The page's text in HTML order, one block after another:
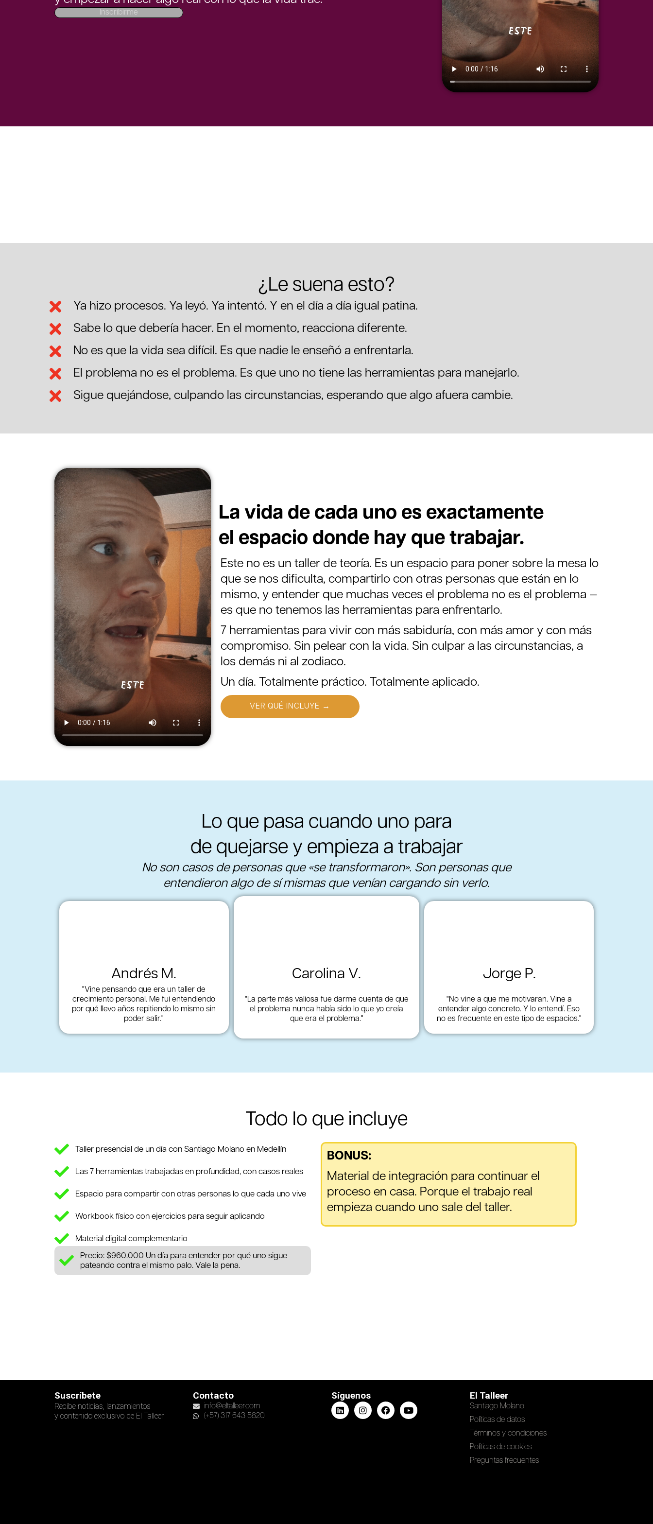
Inscribirme
¿Le suena esto?
Ya hizo procesos. Ya leyó. Ya intentó. Y en el día a día igual patina.
Sabe lo que debería hacer. En el momento, reacciona diferente.
No es que la vida sea difícil. Es que nadie le enseñó a enfrentarla.
El problema no es el problema. Es que uno no tiene las herramientas para manejarlo.
Sigue quejándose, culpando las circunstancias, esperando que algo afuera cambie.
La vida de cada uno es exactamente
el espacio donde hay que trabajar.
Este no es un taller de teoría. Es un espacio para poner sobre la mesa lo
que se nos dificulta, compartirlo con otras personas que están en lo
mismo, y entender que muchas veces el problema no es el problema —
es que no tenemos las herramientas para enfrentarlo.
7 herramientas para vivir con más sabiduría, con más amor y con más
compromiso. Sin pelear con la vida. Sin culpar a las circunstancias, a
los demás ni al zodiaco.
Un día. Totalmente práctico. Totalmente aplicado.
VER QUÉ INCLUYE →
Lo que pasa cuando uno para
de quejarse y empieza a trabajar
No son casos de personas que «se transformaron». Son personas que
entendieron algo de sí mismas que venían cargando sin verlo.
Andrés M.
"Vine pensando que era un taller de
crecimiento personal. Me fui entendiendo
por qué llevo años repitiendo lo mismo sin
poder salir."
Carolina V.
"La parte más valiosa fue darme cuenta de que
el problema nunca había sido lo que yo creía
que era el problema."
Jorge P.
"No vine a que me motivaran. Vine a
entender algo concreto. Y lo entendí. Eso
no es frecuente en este tipo de espacios."
Todo lo que incluye
Taller presencial de un día con Santiago Molano en Medellín
Las 7 herramientas trabajadas en profundidad, con casos reales
Espacio para compartir con otras personas lo que cada uno vive
Workbook físico con ejercicios para seguir aplicando
Material digital complementario
Precio: $960.000 Un día para entender por qué uno sigue
pateando contra el mismo palo. Vale la pena.
BONUS:
Material de integración para continuar el
proceso en casa. Porque el trabajo real
empieza cuando uno sale del taller.
Suscríbete
Recibe noticias, lanzamientos
y contenido exclusivo de El Talleer
Contacto
info@eltalleer.com
(+57) 317 643 5820
Síguenos El Talleer
Santiago Molano
Políticas de datos
Términos y condiciones
Políticas de cookies
Preguntas frecuentes